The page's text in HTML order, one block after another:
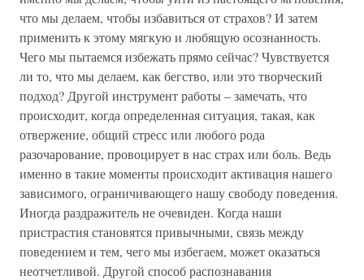
что мы делаем, чтобы избавиться от страхов? И затем
применить к этому мягкую и любящую осознанность.
Чего мы пытаемся избежать прямо сейчас? Чувствуется
ли то, что мы делаем, как бегство, или это творческий
подход? Другой инструмент работы – замечать, что
происходит, когда определенная ситуация, такая, как
отвержение, общий стресс или любого рода
разочарование, провоцирует в нас страх или боль. Ведь
именно в такие моменты происходит активация нашего
зависимого, ограничивающего нашу свободу поведения.
Иногда раздражитель не очевиден. Когда наши
пристрастия становятся привычными, связь между
поведением и тем, чего мы избегаем, может оказаться
неотчетливой. Другой способ распознавания